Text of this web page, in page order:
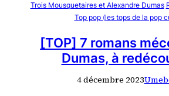
Trois Mousquetaires et Alexandre Dumas
Top pop (les tops de la pop
[TOP] 7 romans
Dumas, à
4 décembre 2023